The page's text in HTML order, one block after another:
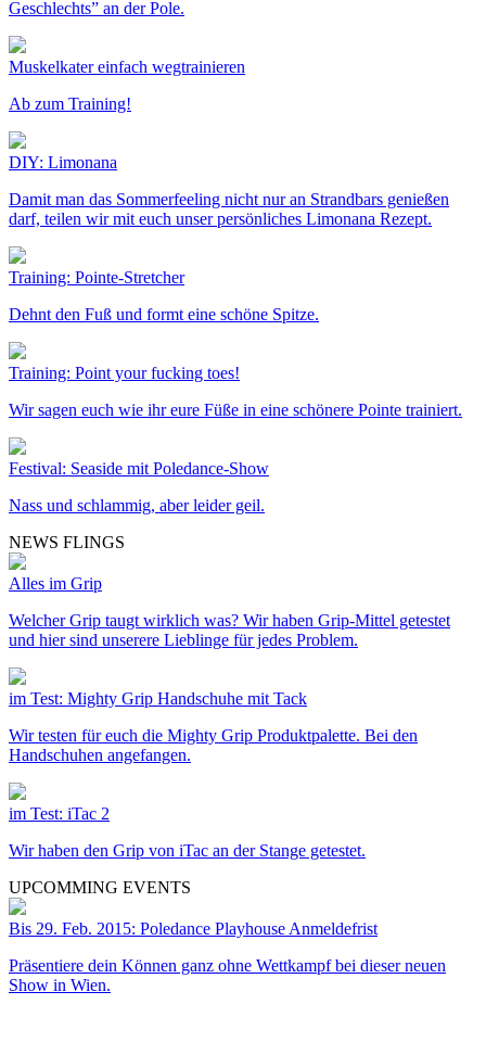
Geschlechts” an der Pole.
Muskelkater einfach wegtrainieren
Ab zum Training!
DIY: Limonana
Damit man das Sommerfeeling nicht nur an Strandbars genießen
darf, teilen wir mit euch unser persönliches Limonana Rezept.
Training: Pointe-Stretcher
Dehnt den Fuß und formt eine schöne Spitze.
Training: Point your fucking toes!
Wir sagen euch wie ihr eure Füße in eine schönere Pointe trainiert.
Festival: Seaside mit Poledance-Show
Nass und schlammig, aber leider geil.
NEWS FLINGS
Alles im Grip
Welcher Grip taugt wirklich was? Wir haben Grip-Mittel getestet
und hier sind unserere Lieblinge für jedes Problem.
im Test: Mighty Grip Handschuhe mit Tack
Wir testen für euch die Mighty Grip Produktpalette. Bei den
Handschuhen angefangen.
im Test: iTac 2
Wir haben den Grip von iTac an der Stange getestet.
UPCOMMING EVENTS
Bis 29. Feb. 2015: Poledance Playhouse Anmeldefrist
Präsentiere dein Können ganz ohne Wettkampf bei dieser neuen
Show in Wien.